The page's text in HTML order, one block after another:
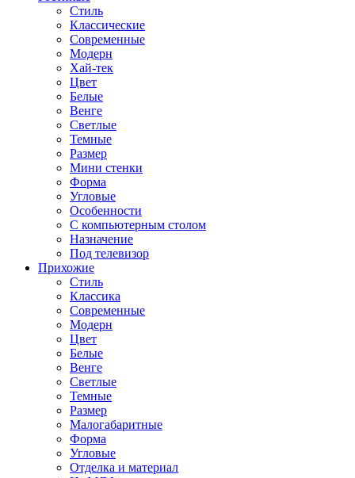
Стиль
Классические
Современные
Модерн
Хай-тек
Цвет
Белые
Венге
Светлые
Темные
Размер
Мини стенки
Форма
Угловые
Особенности
С компьютерным столом
Назначение
Под телевизор
Прихожие
Стиль
Классика
Современные
Модерн
Цвет
Белые
Венге
Светлые
Темные
Размер
Малогабаритные
Форма
Угловые
Отделка и материал